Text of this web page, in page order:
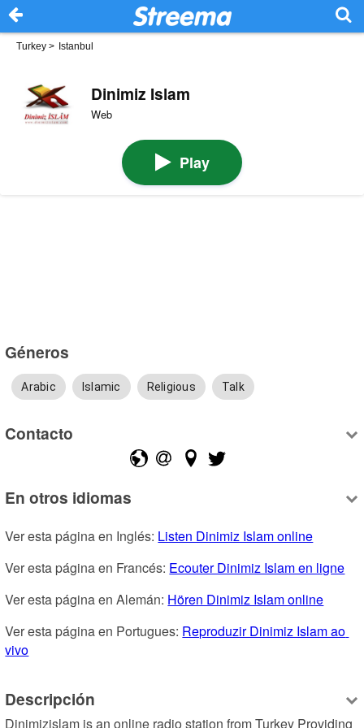
Turkey > Istanbul
Dinimiz Islam
Web
Play
Géneros
Arabic Islamic Religious Talk
Contacto
En otros idiomas
Ver esta página en Inglés: Listen Dinimiz Islam online
Ver esta página en Francés: Ecouter Dinimiz Islam en ligne
Ver esta página en Alemán: Hören Dinimiz Islam online
Ver esta página en Portugues: Reproduzir Dinimiz Islam ao
vivo
Descripción
Dinimizislam is an online radio station from Turkey Providing